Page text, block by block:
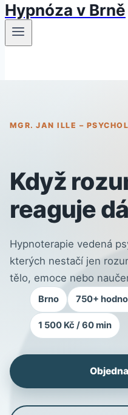
Hypnóza v Brně
MGR. JAN ILLE –
Když
reaguje
Hypnoterapie vedená
kterých nestačí jen
tělo, emoce nebo
Brno 750+
1 500 Kč / 60 min